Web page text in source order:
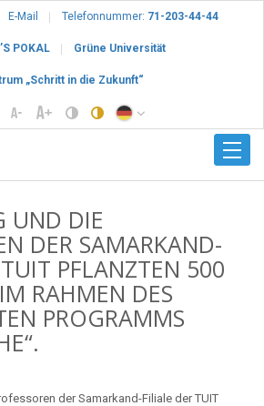
E-Mail Telefonnummer: 71-203-44-44
POKAL Grüne Universität
„Schritt in die Zukunft“
UND DIE
DER SAMARKAND-
PFLANZTEN 500
RAHMEN DES
PROGRAMMS
der Samarkand-Filiale der TUIT